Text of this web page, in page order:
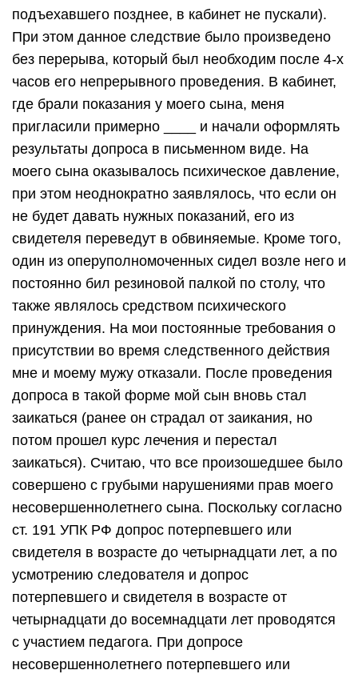
подъехавшего позднее, в кабинет не пускали).
При этом данное следствие было произведено
без перерыва, который был необходим после 4-х
часов его непрерывного проведения. В кабинет,
где брали показания у моего сына, меня
пригласили примерно ____ и начали оформлять
результаты допроса в письменном виде. На
моего сына оказывалось психическое давление,
при этом неоднократно заявлялось, что если он
не будет давать нужных показаний, его из
свидетеля переведут в обвиняемые. Кроме того,
один из оперуполномоченных сидел возле него и
постоянно бил резиновой палкой по столу, что
также являлось средством психического
принуждения. На мои постоянные требования о
присутствии во время следственного действия
мне и моему мужу отказали. После проведения
допроса в такой форме мой сын вновь стал
заикаться (ранее он страдал от заикания, но
потом прошел курс лечения и перестал
заикаться). Считаю, что все произошедшее было
совершено с грубыми нарушениями прав моего
несовершеннолетнего сына. Поскольку согласно
ст. 191 УПК РФ допрос потерпевшего или
свидетеля в возрасте до четырнадцати лет, а по
усмотрению следователя и допрос
потерпевшего и свидетеля в возрасте от
четырнадцати до восемнадцати лет проводятся
с участием педагога. При допросе
несовершеннолетнего потерпевшего или